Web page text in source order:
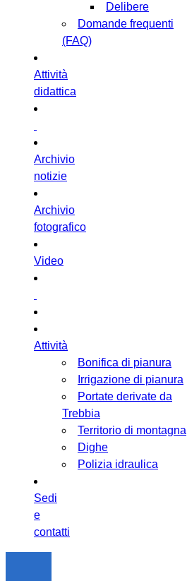
Delibere
Domande frequenti
(FAQ)
Attività
didattica
Archivio
notizie
Archivio
fotografico
Video
Attività
Bonifica di pianura
Irrigazione di pianura
Portate derivate da
Trebbia
Territorio di montagna
Dighe
Polizia idraulica
Sedi
e
contatti